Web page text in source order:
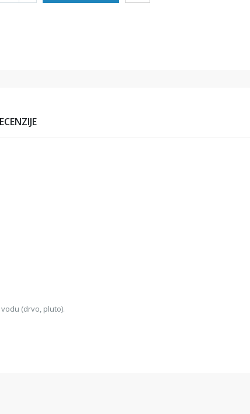
(drvo, pluto).